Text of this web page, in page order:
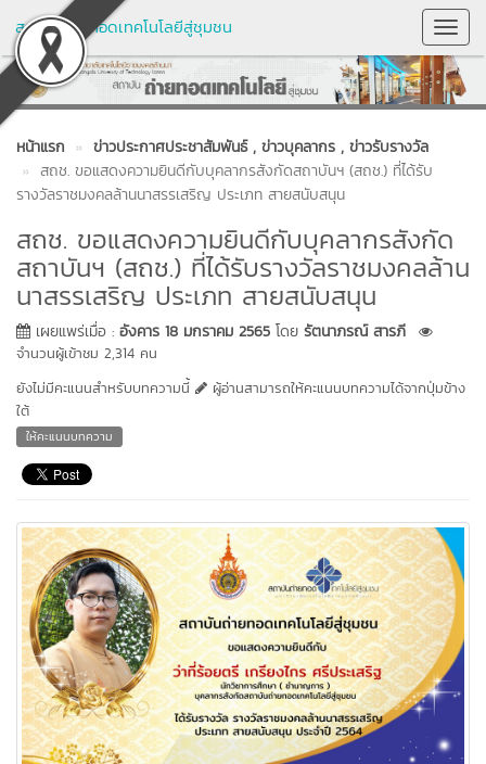
สถาบันถ่ายทอดเทคโนโลยีสู่ชุมชน
หน้าแรก ข่าวประกาศประชาสัมพันธ์ , ข่าวบุคลากร , ข่าวรับรางวัล
สถช. ขอแสดงความยินดีกับบุคลากรสังกัดสถาบันฯ (สถช.) ที่ได้รับ
รางวัลราชมงคลล้านนาสรรเสริญ ประเภท สายสนับสนุน
สถช. ขอแสดงความยินดีกับบุคลากรสังกัด
สถาบันฯ (สถช.) ที่ได้รับรางวัลราชมงคลล้าน
นาสรรเสริญ ประเภท สายสนับสนุน
เผยแพร่เมื่อ : อังคาร 18 มกราคม 2565 โดย รัตนาภรณ์ สารภี
จำนวนผู้เข้าชม 2,314 คน
ยังไม่มีคะแนนสำหรับบทความนี้
ผู้อ่านสามารถให้คะแนนบทความได้จากปุ่มข้าง
ใต้
ให้คะแนนบทความ